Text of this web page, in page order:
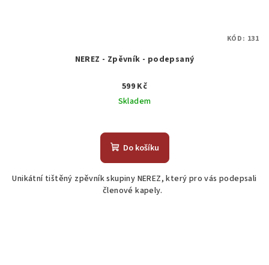
NEREZ - Zpěvník - podepsaný
599 Kč
Skladem
hodnocení
produktu
z
5
Do košíku
Unikátní tištěný zpěvník skupiny NEREZ, který pro vás podepsali
členové kapely.
KÓD: 131